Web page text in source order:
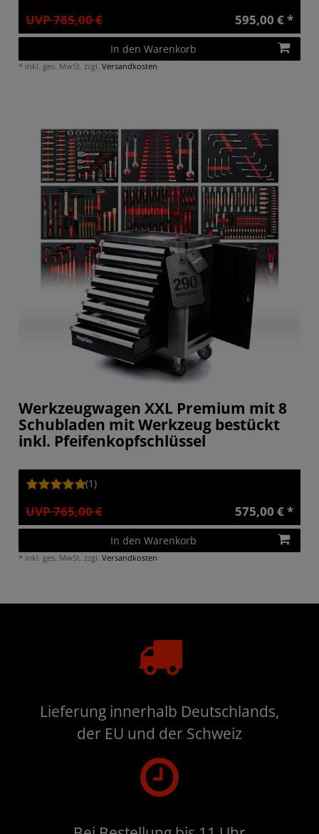
UVP 785,00 € 595,00 € *
In den Warenkorb
* inkl. ges. MwSt. zzgl.Versandkosten
Werkzeugwagen XXL Premium mit 8
Schubladen mit Werkzeug bestückt
inkl. Pfeifenkopfschlüssel
(1)
UVP 765,00 € 575,00 € *
In den Warenkorb
* inkl. ges. MwSt. zzgl.Versandkosten
Lieferung innerhalb Deutschlands,
der EU und der Schweiz